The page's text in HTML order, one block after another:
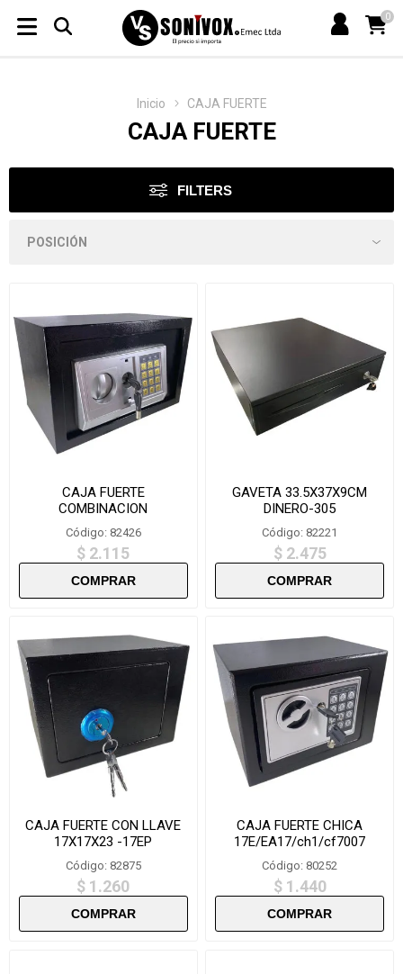
0
Inicio CAJA FUERTE
CAJA FUERTE
FILTERS
CAJA FUERTE
COMBINACION
20X31X20CM-T20
Código: 82426
$ 2.115
GAVETA 33.5X37X9CM
DINERO-305
Código: 82221
$ 2.475
CAJA FUERTE CON LLAVE
17X17X23 -17EP
Código: 82875
$ 1.260
CAJA FUERTE CHICA
17E/EA17/ch1/cf7007
Código: 80252
$ 1.440